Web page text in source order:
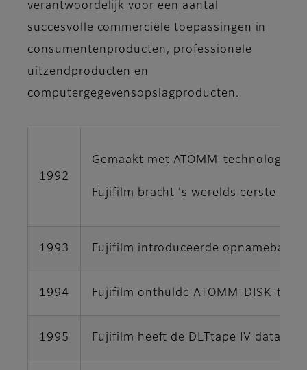
verantwoordelijk voor een aantal
succesvolle commerciële toepassingen in
consumentenproducten, professionele
uitzendproducten en
computergegevensopslagproducten.
1992
Gemaakt met ATOMM-technologie
Fujifilm bracht 's werelds eerste ME
1993 Fujifilm introduceerde opnameband
1994 Fujifilm onthulde ATOMM-DISK-
1995 Fujifilm heeft de DLTtape IV